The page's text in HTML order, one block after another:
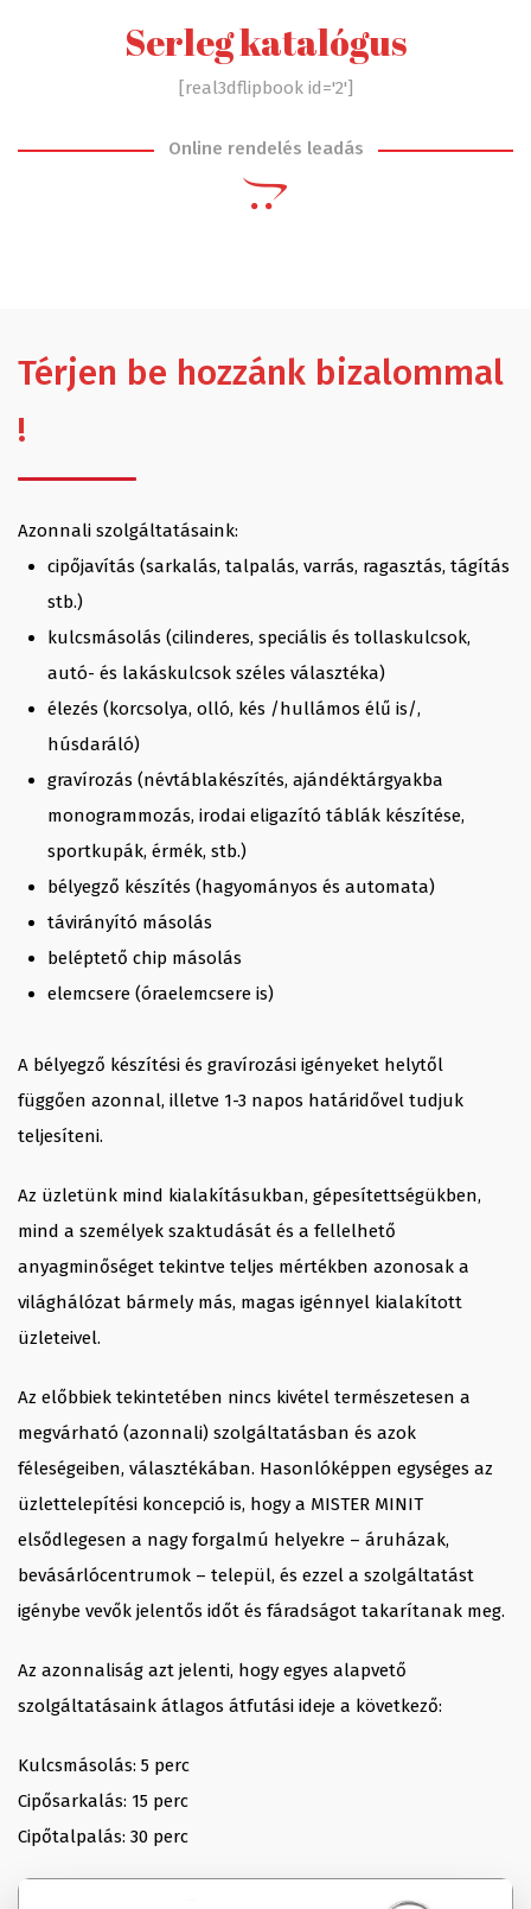
Serleg katalógus
[real3dflipbook id='2']
Online rendelés leadás
Térjen be hozzánk bizalommal
!
Azonnali szolgáltatásaink:
cipőjavítás (sarkalás, talpalás, varrás, ragasztás, tágítás
stb.)
kulcsmásolás (cilinderes, speciális és tollaskulcsok,
autó- és lakáskulcsok széles választéka)
élezés (korcsolya, olló, kés /hullámos élű is/,
húsdaráló)
gravírozás (névtáblakészítés, ajándéktárgyakba
monogrammozás, irodai eligazító táblák készítése,
sportkupák, érmék, stb.)
bélyegző készítés (hagyományos és automata)
távirányító másolás
beléptető chip másolás
elemcsere (óraelemcsere is)
A bélyegző készítési és gravírozási igényeket helytől
függően azonnal, illetve 1-3 napos határidővel tudjuk
teljesíteni.
Az üzletünk mind kialakításukban, gépesítettségükben,
mind a személyek szaktudását és a fellelhető
anyagminőséget tekintve teljes mértékben azonosak a
világhálózat bármely más, magas igénnyel kialakított
üzleteivel.
Az előbbiek tekintetében nincs kivétel természetesen a
megvárható (azonnali) szolgáltatásban és azok
féleségeiben, választékában. Hasonlóképpen egységes az
üzlettelepítési koncepció is, hogy a MISTER MINIT
elsődlegesen a nagy forgalmú helyekre – áruházak,
bevásárlócentrumok – települ, és ezzel a szolgáltatást
igénybe vevők jelentős időt és fáradságot takarítanak meg.
Az azonnaliság azt jelenti, hogy egyes alapvető
szolgáltatásaink átlagos átfutási ideje a következő:
Kulcsmásolás: 5 perc
Cipősarkalás: 15 perc
Cipőtalpalás: 30 perc